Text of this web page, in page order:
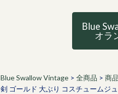
Blue
オラ
Blue Swallow Vintage> 全商品 > 商
剣 ゴールド 大ぶり コスチュームジ